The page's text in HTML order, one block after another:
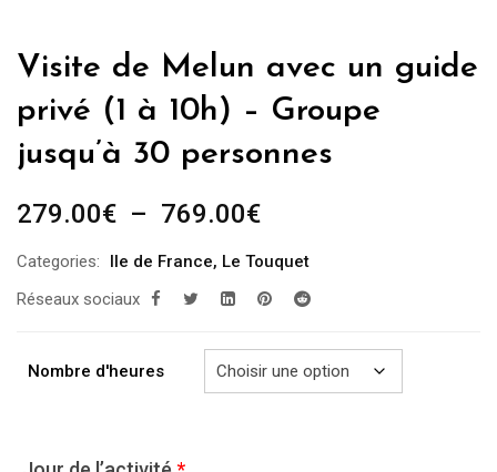
Visite de Melun avec un guide
privé (1 à 10h) – Groupe
jusqu’à 30 personnes
279.00€ – 769.00€Plage
prix :
279.00€
769.00€
Categories: Ile de France, Le Touquet
Réseaux sociaux
Nombre d'heures